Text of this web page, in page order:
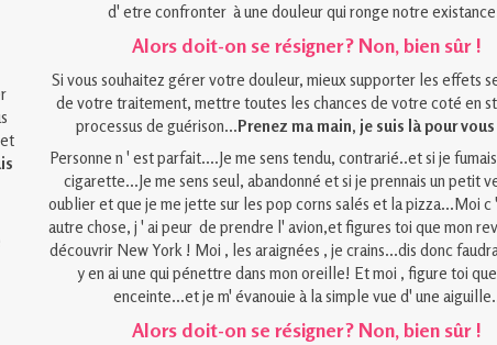
d' etre confronter à une douleur qui ronge notre
Alors doit-on se résigner ? Non, bien sûr !
Si vous souhaitez gérer votre douleur, mieux supporter les effets
de votre traitement, mettre toutes les chances de votre coté en
processus de guérison...Prenez ma main, je suis là pour
Personne n ' est parfait....Je me sens tendu, contrarié..et si je
cigarette...Je me sens seul, abandonné et si je prennais un petit
oublier et que je me jette sur les pop corns salés et la pizza...Moi c
autre chose, j ' ai peur de prendre l' avion,et figures toi que mon
découvrir New York ! Moi , les araignées , je crains...dis donc
y en ai une qui pénettre dans mon oreille! Et moi , figure toi que
enceinte...et je m' évanouie à la simple vue d' une
Alors doit-on se résigner ? Non, bien sûr !